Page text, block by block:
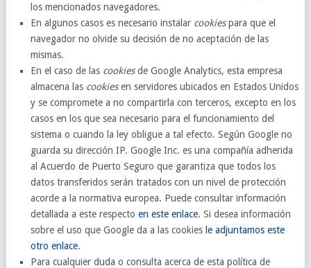
los mencionados navegadores.
En algunos casos es necesario instalar cookiespara que el
navegador no olvide su decisión de no aceptación de las
mismas.
En el caso de las cookiesde Google Analytics, esta empresa
almacena las cookiesen servidores ubicados en Estados Unidos
y se compromete a no compartirla con terceros, excepto en los
casos en los que sea necesario para el funcionamiento del
sistema o cuando la ley obligue a tal efecto. Según Google no
guarda su dirección IP. Google Inc. es una compañía adherida
al Acuerdo de Puerto Seguro que garantiza que todos los
datos transferidos serán tratados con un nivel de protección
acorde a la normativa europea. Puede consultar información
detallada a este respectoen este enlace. Si desea información
sobre el uso que Google da a las cookies le adjuntamos este
otro enlace.
Para cualquier duda o consulta acerca de esta política de